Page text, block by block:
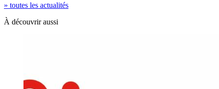
» toutes les actualités
À découvrir aussi